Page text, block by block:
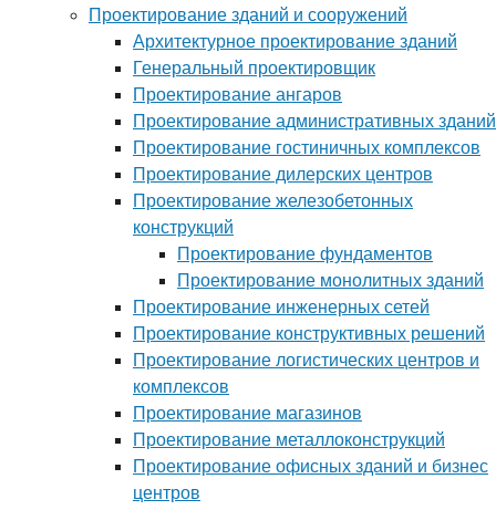
Проектирование зданий и сооружений
Архитектурное проектирование зданий
Генеральный проектировщик
Проектирование ангаров
Проектирование административных зданий
Проектирование гостиничных комплексов
Проектирование дилерских центров
Проектирование железобетонных
конструкций
Проектирование фундаментов
Проектирование монолитных зданий
Проектирование инженерных сетей
Проектирование конструктивных решений
Проектирование логистических центров и
комплексов
Проектирование магазинов
Проектирование металлоконструкций
Проектирование офисных зданий и бизнес
центров